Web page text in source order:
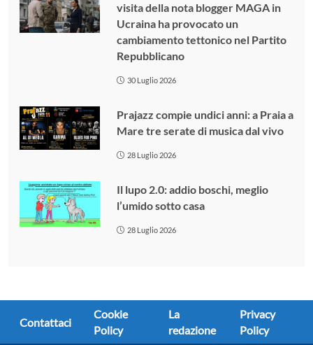
visita della nota blogger MAGA in
Ucraina ha provocato un
cambiamento tettonico nel Partito
Repubblicano
30 Luglio 2026
Prajazz compie undici anni: a Praia a
Mare tre serate di musica dal vivo
28 Luglio 2026
Il lupo 2.0: addio boschi, meglio
l’umido sotto casa
28 Luglio 2026
Contattaci
Cookie
Policy
La
redazione
Privacy
Policy